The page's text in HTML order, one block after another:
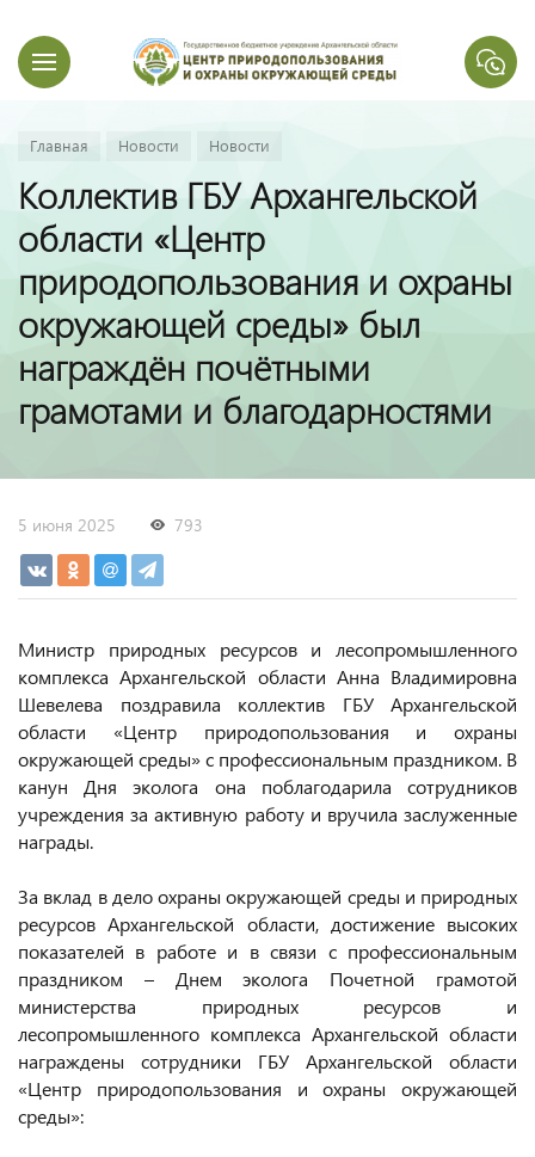
Главная Новости Новости
Коллектив ГБУ Архангельской
области «Центр
природопользования и охраны
окружающей среды» был
награждён почётными
грамотами и благодарностями
5 июня 2025 793
Министр природных ресурсов и лесопромышленного
комплекса Архангельской области Анна Владимировна
Шевелева поздравила коллектив ГБУ Архангельской
области «Центр природопользования и охраны
окружающей среды» с профессиональным праздником. В
канун Дня эколога она поблагодарила сотрудников
учреждения за активную работу и вручила заслуженные
награды.
За вклад в дело охраны окружающей среды и природных
ресурсов Архангельской области, достижение высоких
показателей в работе и в связи с профессиональным
праздником – Днем эколога Почетной грамотой
министерства природных ресурсов и
лесопромышленного комплекса Архангельской области
награждены сотрудники ГБУ Архангельской области
«Центр природопользования и охраны окружающей
среды»: